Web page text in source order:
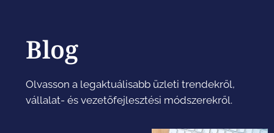
Blog
Olvasson a legaktuálisabb üzleti trendekről,
vállalat- és vezetőfejlesztési módszerekről.